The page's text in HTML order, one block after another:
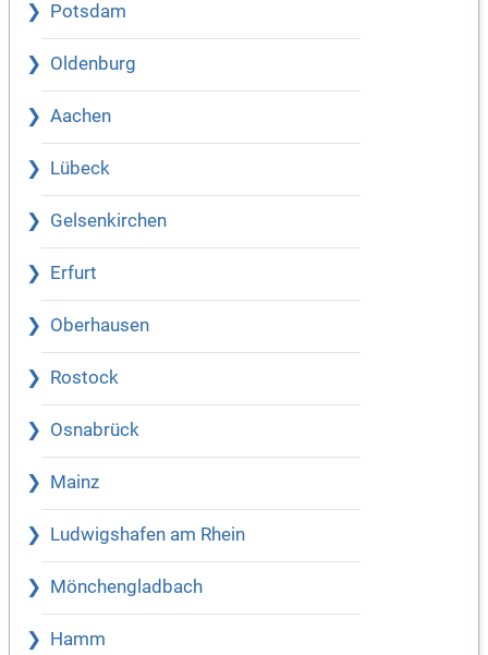
Potsdam
Oldenburg
Aachen
Lübeck
Gelsenkirchen
Erfurt
Oberhausen
Rostock
Osnabrück
Mainz
Ludwigshafen am Rhein
Mönchengladbach
Hamm